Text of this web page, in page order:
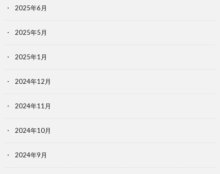
2025年6月
2025年5月
2025年1月
2024年12月
2024年11月
2024年10月
2024年9月